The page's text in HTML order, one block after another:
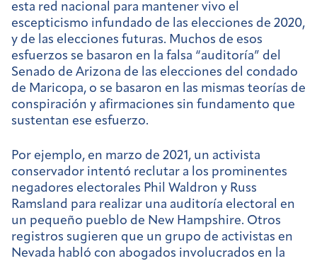
esta red nacional para mantener vivo el
escepticismo infundado de las elecciones de 2020,
y de las elecciones futuras. Muchos de esos
esfuerzos se basaron en la falsa “auditoría” del
Senado de Arizona de las elecciones del condado
de Maricopa, o se basaron en las mismas teorías de
conspiración y afirmaciones sin fundamento que
sustentan ese esfuerzo.
Por ejemplo, en marzo de 2021, un activista
conservador intentó reclutar a los prominentes
negadores electorales Phil Waldron y Russ
Ramsland para realizar una auditoría electoral en
un pequeño pueblo de New Hampshire. Otros
registros sugieren que un grupo de activistas en
Nevada habló con abogados involucrados en la